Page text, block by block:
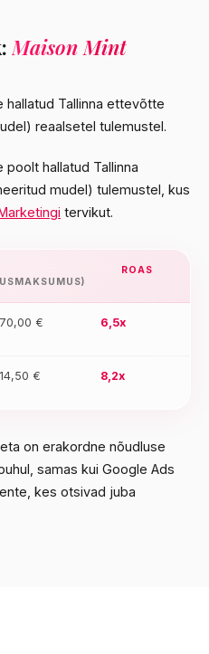
Maison Mint
hallatud Tallinna ettevõtte
reaalsetel tulemustel.
hallatud Tallinna
mudel) tulemustel, kus
tervikut.
ROAS
€ 6,5x
€ 8,2x
on erakordne nõudluse
samas kui Google Ads
kes otsivad juba